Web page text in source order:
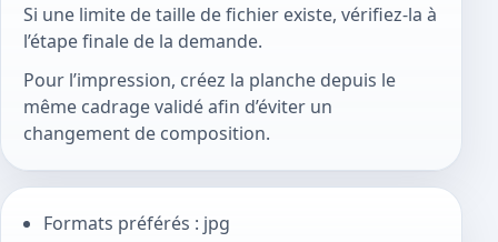
Si une limite de taille de fichier existe, vérifiez-la à
l’étape finale de la demande.
Pour l’impression, créez la planche depuis le
même cadrage validé afin d’éviter un
changement de composition.
Formats préférés : jpg